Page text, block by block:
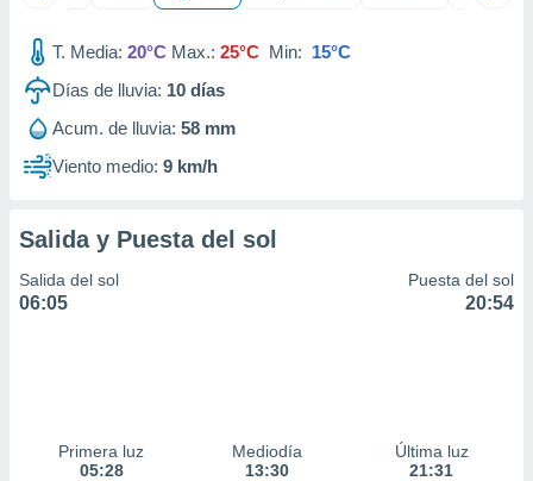
T. Media: 20°C Max.: 25°C Min: 15°C
Días de lluvia: 10 días
Acum. de lluvia: 58 mm
Viento medio: 9 km/h
Salida y Puesta del sol
Salida del sol
06:05
Puesta del sol
20:54
Primera luz
05:28
Mediodía
13:30
Última luz
21:31